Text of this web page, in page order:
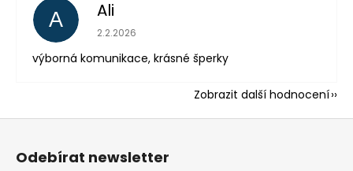
A Ali
Hodnocení obchodu je 5 z 5 hvězdiček.
2.2.2026
výborná komunikace, krásné šperky
Zobrazit další hodnocení
Z
Odebírat newsletter